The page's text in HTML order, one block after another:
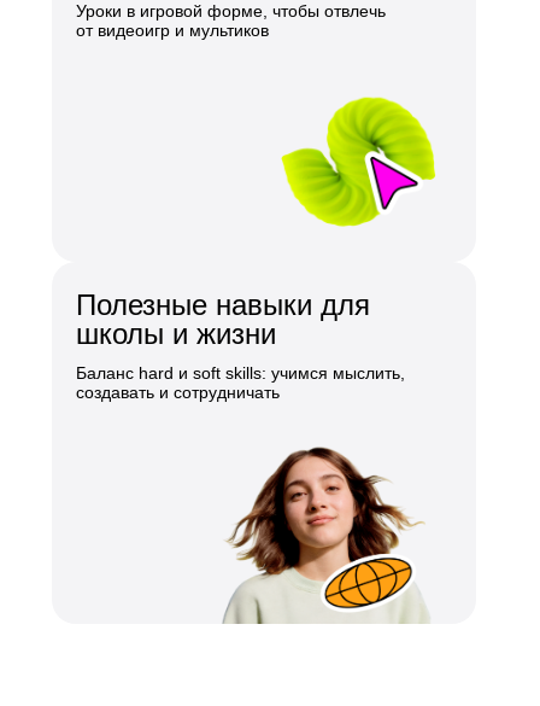
Уроки в игровой форме, чтобы отвлечь
от видеоигр и мультиков
Полезные навыки для
школы и жизни
Баланс hard и soft skills: учимся мыслить,
создавать и сотрудничать